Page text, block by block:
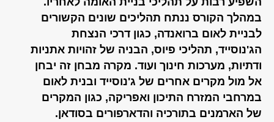
במהלך הקורס ננתח תהליכים שונים הקשורים
לבניית לאום ברואנדה, כגון דרכי הנצחת
הג'נוסייד, תהליכי פיוס, הבניה של זהויות אתניות
ודתיות, מערכות חינוך ועוד. מקרה מבחן זה יבחן
אל מול מקרים אחרים של ג'נוסייד ובנית לאום
במרחבי המזרח התיכון ואפריקה, כגון המקרים
של הארמנים בתורכיה והדארפורים בסודאן.